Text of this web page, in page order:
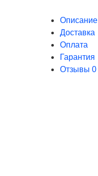
Описание
Доставка
Оплата
Гарантия
Отзывы 0